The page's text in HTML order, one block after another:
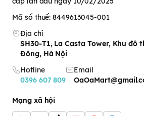
Mã số thuế: 8449613045-001
Địa chỉ
SH30-T1, La Casta Tower, Khu đô
Đông, Hà Nội
Hotline
0396 607 809
Email
Mạng xã hội